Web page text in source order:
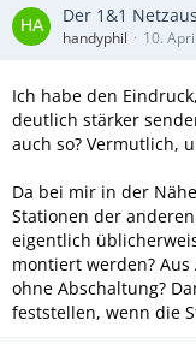
Der 1&1
handyphil 10.
Ich habe den
deutlich stärker
auch so? Vermutlich,
Da bei mir in der
Stationen der
eigentlich
montiert werden?
ohne Abschaltung?
feststellen, wenn die